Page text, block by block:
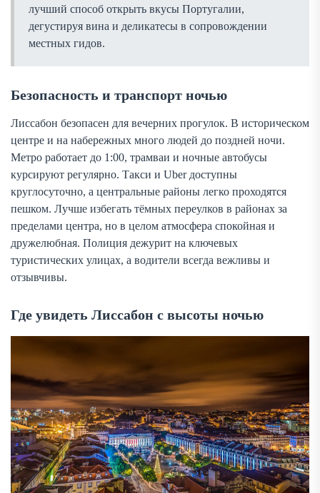
лучший способ открыть вкусы Португалии,
дегустируя вина и деликатесы в сопровождении
местных гидов.
Безопасность и транспорт ночью
Лиссабон безопасен для вечерних прогулок. В историческом
центре и на набережных много людей до поздней ночи.
Метро работает до 1:00, трамваи и ночные автобусы
курсируют регулярно. Такси и Uber доступны
круглосуточно, а центральные районы легко проходятся
пешком. Лучше избегать тёмных переулков в районах за
пределами центра, но в целом атмосфера спокойная и
дружелюбная. Полиция дежурит на ключевых
туристических улицах, а водители всегда вежливы и
отзывчивы.
Где увидеть Лиссабон с высоты ночью